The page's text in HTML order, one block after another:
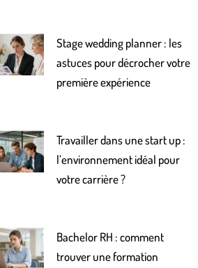
Stage wedding planner : les
astuces pour décrocher votre
première expérience
Travailler dans une start up :
l’environnement idéal pour
votre carrière ?
Bachelor RH : comment
trouver une formation